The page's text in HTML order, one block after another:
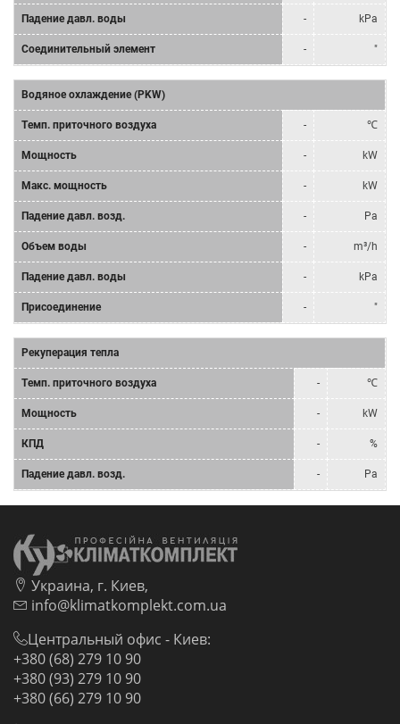
Падение давл. воды - kPa
Соединительный элемент - "
Водяное охлаждение (PKW)
Tемп. приточного воздуха - ℃
Мощность - kW
Mакс. мощность - kW
Падение давл. возд. - Pa
Объем воды - m³/h
Падение давл. воды - kPa
Присоединение - "
Рекуперация тепла
Tемп. приточного воздуха - ℃
Мощность - kW
КПД - %
Падение давл. возд. - Pa
Украина, г. Киев,
info@klimatkomplekt.com.ua
Центральный офис - Киев:
+380 (68) 279 10 90
+380 (93) 279 10 90
+380 (66) 279 10 90